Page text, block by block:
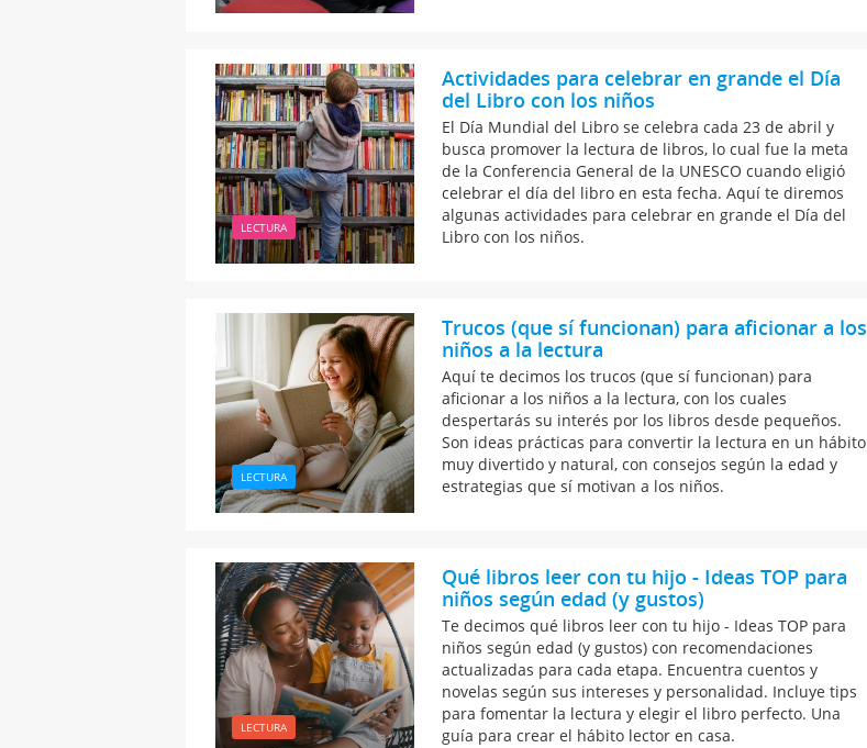
LECTURA
Actividades para celebrar en grande el Día
del Libro con los niños
El Día Mundial del Libro se celebra cada 23 de abril y
busca promover la lectura de libros, lo cual fue la meta
de la Conferencia General de la UNESCO cuando eligió
celebrar el día del libro en esta fecha. Aquí te diremos
algunas actividades para celebrar en grande el Día del
Libro con los niños.
LECTURA
Trucos (que sí funcionan) para aficionar a los
niños a la lectura
Aquí te decimos los trucos (que sí funcionan) para
aficionar a los niños a la lectura, con los cuales
despertarás su interés por los libros desde pequeños.
Son ideas prácticas para convertir la lectura en un hábito
muy divertido y natural, con consejos según la edad y
estrategias que sí motivan a los niños.
LECTURA
Qué libros leer con tu hijo - Ideas TOP para
niños según edad (y gustos)
Te decimos qué libros leer con tu hijo - Ideas TOP para
niños según edad (y gustos) con recomendaciones
actualizadas para cada etapa. Encuentra cuentos y
novelas según sus intereses y personalidad. Incluye tips
para fomentar la lectura y elegir el libro perfecto. Una
guía para crear el hábito lector en casa.